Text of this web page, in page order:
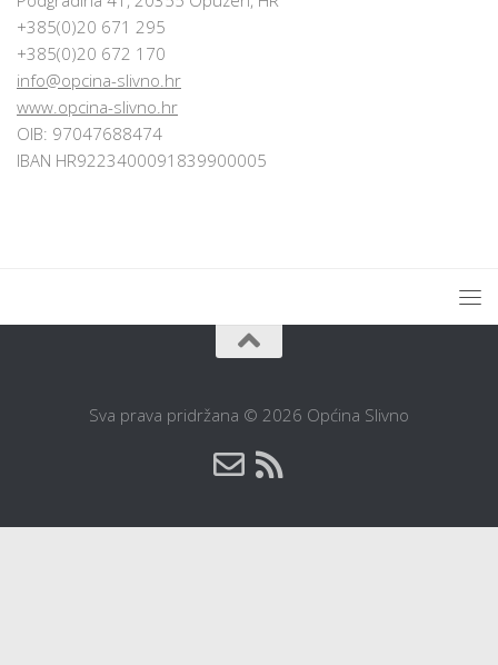
+385(0)20 671 295
+385(0)20 672 170
info@opcina-slivno.hr
www.opcina-slivno.hr
OIB: 97047688474
IBAN HR9223400091839900005
Sva prava pridržana © 2026 Općina Slivno